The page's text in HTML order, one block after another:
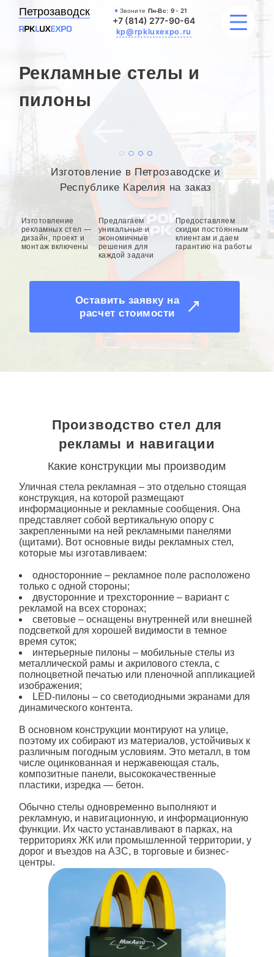
Петрозаводск Звоните Пн-Вс: 9 - 21
+7 (814) 277-90-64
kp@rpkluxexpo.ru
УСЛУГИ
АКЦИИ
О КОМПАНИИ
Рекламные стелы и
пилоны
Изготовление в Петрозаводске и
Республике Карелия на заказ
Изготовление
рекламных стел —
дизайн, проект и
монтаж включены
Предлагаем
уникальные и
экономичные
решения для
каждой задачи
Предоставляем
скидки постоянным
клиентам и даем
гарантию на работы
Оставить заявку на
расчет стоимости
Производство стел для
рекламы и навигации
Какие конструкции мы производим
Уличная стела рекламная – это отдельно стоящая
конструкция, на которой размещают
информационные и рекламные сообщения. Она
представляет собой вертикальную опору с
закрепленными на ней рекламными панелями
(щитами). Вот основные виды рекламных стел,
которые мы изготавливаем:
односторонние – рекламное поле расположено
только с одной стороны;
двусторонние и трехсторонние – вариант с
рекламой на всех сторонах;
световые – оснащены внутренней или внешней
подсветкой для хорошей видимости в темное
время суток;
интерьерные пилоны – мобильные стелы из
металлической рамы и акрилового стекла, с
полноцветной печатью или пленочной аппликацией
изображения;
LED-пилоны – со светодиодными экранами для
динамического контента.
В основном конструкции монтируют на улице,
поэтому их собирают из материалов, устойчивых к
различным погодным условиям. Это металл, в том
числе оцинкованная и нержавеющая сталь,
композитные панели, высококачественные
пластики, изредка — бетон.
Обычно стелы одновременно выполняют и
рекламную, и навигационную, и информационную
функции. Их часто устанавливают в парках, на
территориях ЖК или промышленной территории, у
дорог и въездов на АЗС, в торговые и бизнес-
центры.